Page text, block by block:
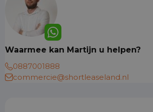
Waarmee kan Martijn u helpen?
0887001888
commercie@shortleaseland.nl